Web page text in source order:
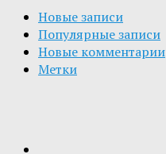
Новые записи
Популярные записи
Новые комментарии
Метки